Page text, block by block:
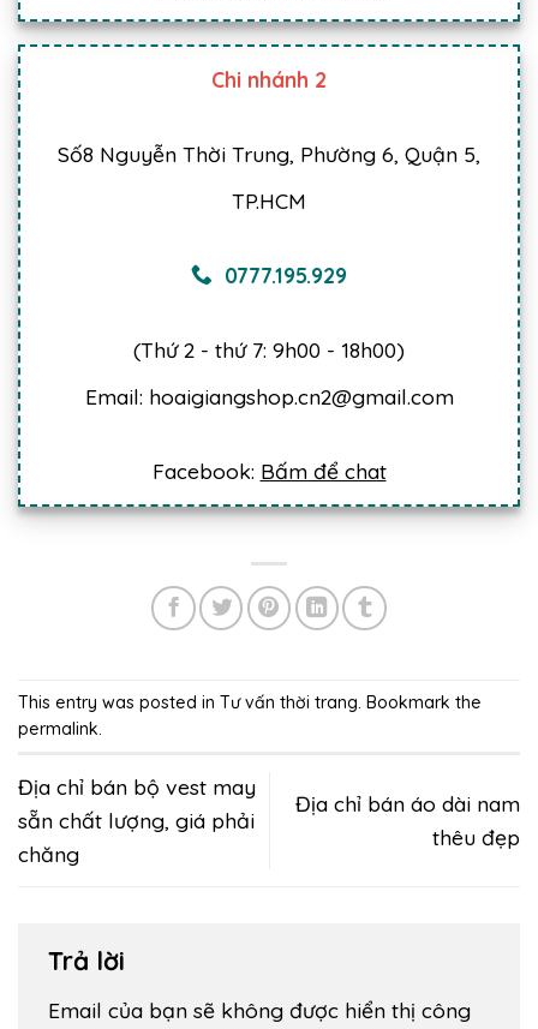
Chi nhánh 2
Số8 Nguyễn Thời Trung, Phường 6, Quận 5,
TP.HCM
0777.195.929
(Thứ 2 - thứ 7: 9h00 - 18h00)
Email: hoaigiangshop.cn2@gmail.com
Facebook: Bấm để chat
This entry was posted in Tư vấn thời trang . Bookmark the
permalink
Địa chỉ bán bộ vest may
sẵn chất lượng, giá phải
chăng
Địa chỉ bán áo dài nam
thêu đẹp
Trả lời
Email của bạn sẽ không được hiển thị công